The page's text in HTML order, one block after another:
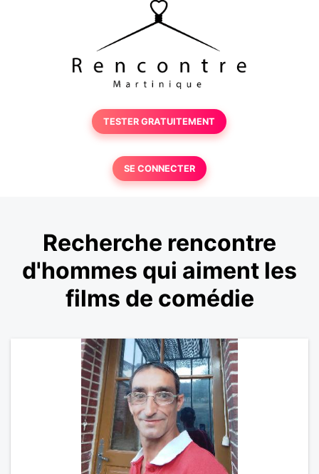
TESTER GRATUITEMENT
SE CONNECTER
Recherche rencontre
d'hommes qui aiment les
films de comédie